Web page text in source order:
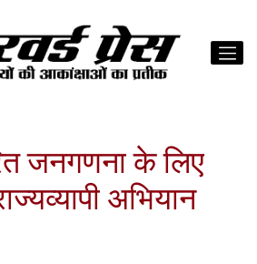
जनगणना के लिए
अभियान